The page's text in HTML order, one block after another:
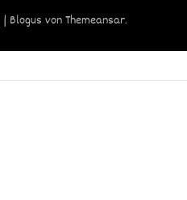
| Blogus vonThemeansar.